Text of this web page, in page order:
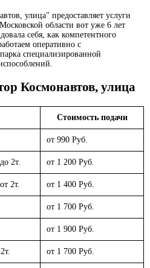
улица" предоставляет услуги
области вот уже 6 лет
себя, как компетентного
оперативно с
специализированной
Космонавтов, улица
Стоимость подачи
от 990 Руб.
2т. от 1 200 Руб.
2т. от 1 400 Руб.
от 1 700 Руб.
от 1 900 Руб.
от 1 700 Руб.